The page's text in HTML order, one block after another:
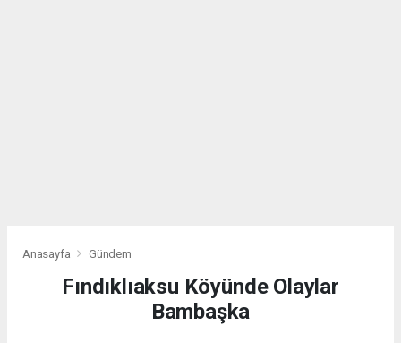
Anasayfa Gündem
Fındıklıaksu Köyünde Olaylar
Bambaşka